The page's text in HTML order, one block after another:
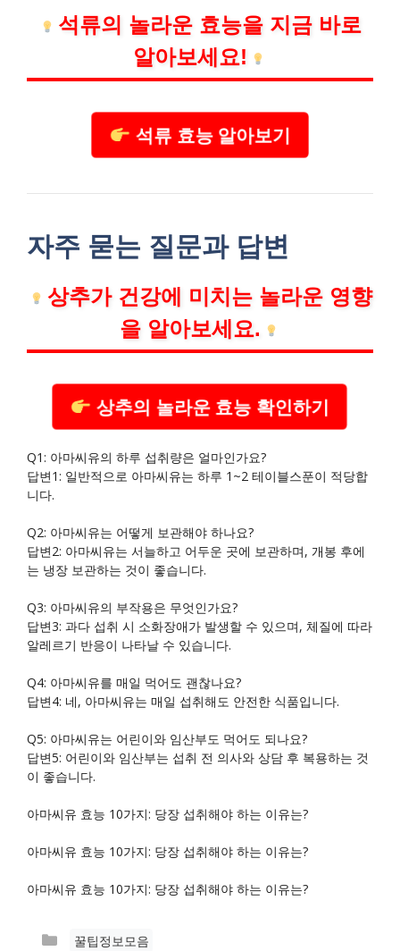
석류의 놀라운 효능을 지금 바로
알아보세요!
석류 효능 알아보기
자주 묻는 질문과 답변
상추가 건강에 미치는 놀라운 영향
을 알아보세요.
상추의 놀라운 효능 확인하기
Q1: 아마씨유의 하루 섭취량은 얼마인가요?
답변1: 일반적으로 아마씨유는 하루 1~2 테이블스푼이 적당합
니다.
Q2: 아마씨유는 어떻게 보관해야 하나요?
답변2: 아마씨유는 서늘하고 어두운 곳에 보관하며, 개봉 후에
는 냉장 보관하는 것이 좋습니다.
Q3: 아마씨유의 부작용은 무엇인가요?
답변3: 과다 섭취 시 소화장애가 발생할 수 있으며, 체질에 따라
알레르기 반응이 나타날 수 있습니다.
Q4: 아마씨유를 매일 먹어도 괜찮나요?
답변4: 네, 아마씨유는 매일 섭취해도 안전한 식품입니다.
Q5: 아마씨유는 어린이와 임산부도 먹어도 되나요?
답변5: 어린이와 임산부는 섭취 전 의사와 상담 후 복용하는 것
이 좋습니다.
아마씨유 효능 10가지: 당장 섭취해야 하는 이유는?
아마씨유 효능 10가지: 당장 섭취해야 하는 이유는?
아마씨유 효능 10가지: 당장 섭취해야 하는 이유는?
카
꿀팁정보모음